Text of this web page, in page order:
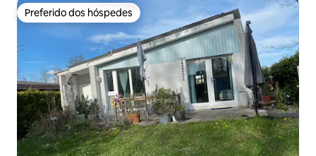
Preferido dos hóspedes
Preferido dos hóspedes